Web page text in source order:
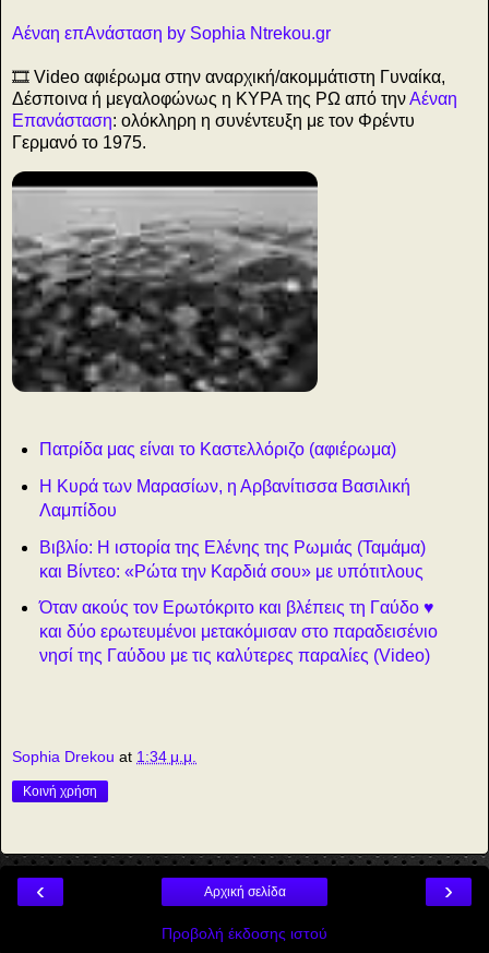
Αέναη επΑνάσταση by Sophia Ntrekou.gr
🎞️ Video αφιέρωμα στην αναρχική/ακομμάτιστη Γυναίκα,
Δέσποινα ή μεγαλοφώνως η ΚΥΡΑ της ΡΩ από τηνΑέναη
Επανάσταση: ολόκληρη η συνέντευξη με τον Φρέντυ
Γερμανό το 1975.
Πατρίδα μας είναι το Καστελλόριζο (αφιέρωμα)
Η Κυρά των Μαρασίων, η Αρβανίτισσα Βασιλική
Λαμπίδου
Βιβλίο: Η ιστορία της Ελένης της Ρωμιάς (Ταμάμα)
και Βίντεο: «Ρώτα την Καρδιά σου» με υπότιτλους
Όταν ακούς τον Ερωτόκριτο και βλέπεις τη Γαύδο ♥
και δύο ερωτευμένοι μετακόμισαν στο παραδεισένιο
νησί της Γαύδου με τις καλύτερες παραλίες (Video)
Sophia Drekou at 1:34 μ.μ.
Κοινή χρήση
‹ ›
Αρχική σελίδα
Προβολή έκδοσης ιστού